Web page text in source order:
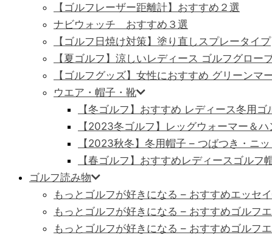
【ゴルフレーザー距離計】おすすめ２選
ナビウォッチ おすすめ３選
【ゴルフ日焼け対策】塗り直しスプレータイプ
【夏ゴルフ】涼しいレディース ゴルフグロ
【ゴルフグッズ】女性におすすめ グリーンマ
ウエア・帽子・靴
【冬ゴルフ】おすすめ レディース冬用
【2023冬ゴルフ】レッグウォーマー＆
【2023秋冬】冬用帽子 – つばつき・ニ
【春ゴルフ】おすすめレディースゴルフ
ゴルフ読み物
もっとゴルフが好きになる – おすすめエッセ
もっとゴルフが好きになる – おすすめゴル
もっとゴルフが好きになる – おすすめゴルフ